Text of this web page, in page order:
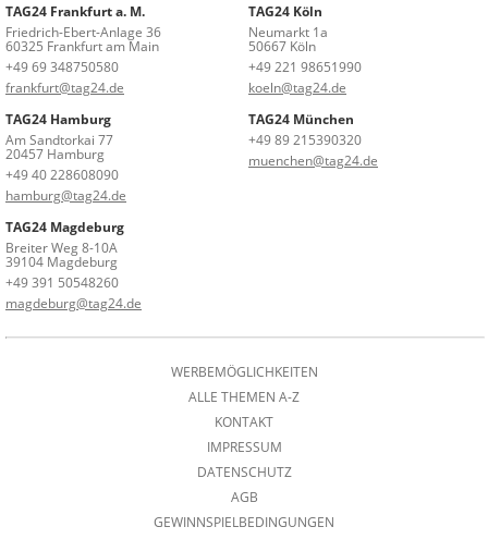
TAG24 Frankfurt a. M.
Friedrich-Ebert-Anlage 36
60325 Frankfurt am Main
+49 69 348750580
frankfurt@tag24.de
TAG24 Köln
Neumarkt 1a
50667 Köln
+49 221 98651990
koeln@tag24.de
TAG24 Hamburg
Am Sandtorkai 77
20457 Hamburg
+49 40 228608090
hamburg@tag24.de
TAG24 München
+49 89 215390320
muenchen@tag24.de
TAG24 Magdeburg
Breiter Weg 8-10A
39104 Magdeburg
+49 391 50548260
magdeburg@tag24.de
WERBEMÖGLICHKEITEN
ALLE THEMEN A-Z
KONTAKT
IMPRESSUM
DATENSCHUTZ
AGB
GEWINNSPIELBEDINGUNGEN